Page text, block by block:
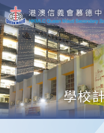
移至主內容
學校